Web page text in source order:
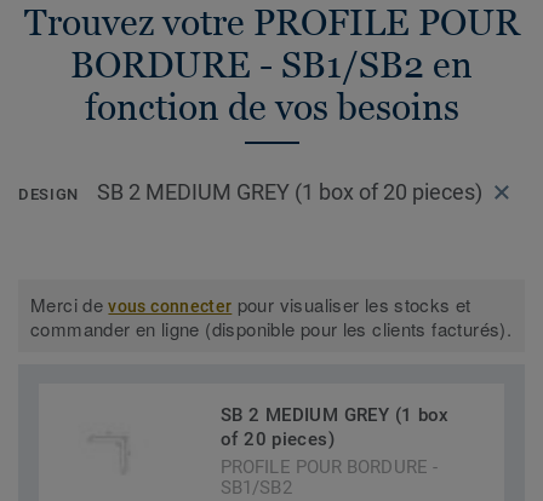
Trouvez votre PROFILE POUR
BORDURE - SB1/SB2 en
fonction de vos besoins
DESIGN SB 2 MEDIUM GREY (1 box of 20 pieces)
Merci devous connecter pour visualiser les stocks et
commander en ligne (disponible pour les clients facturés).
SB 2 MEDIUM GREY (1 box
of 20 pieces)
PROFILE POUR BORDURE -
SB1/SB2